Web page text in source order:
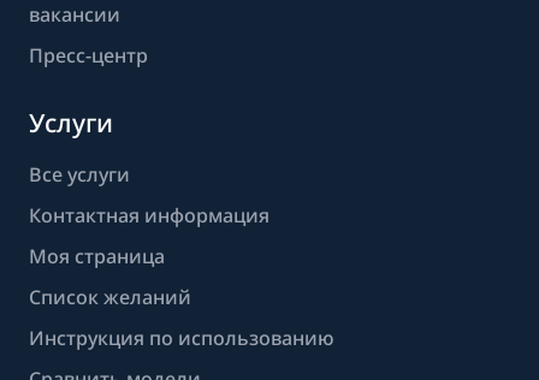
вакансии
Пресс-центр
Услуги
Все услуги
Контактная информация
Моя страница
Список желаний
Инструкция по использованию